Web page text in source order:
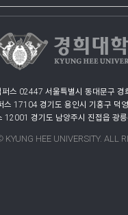
퍼스 02447 서울특별시 동대문구 경
스 17104 경기도 용인시 기흥구 덕
12001 경기도 남양주시 진접읍 광
KYUNG HEE UNIVERSITY. ALL